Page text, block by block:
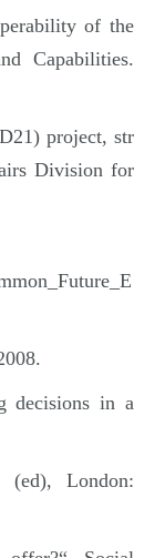
of the
Capabilities.
project, str
Division for
decisions in a
(ed), London: